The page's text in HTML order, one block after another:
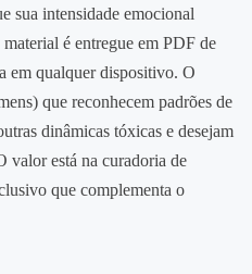
sua intensidade emocional
é entregue em PDF de
em qualquer dispositivo. O
que reconhecem padrões de
dinâmicas tóxicas e desejam
valor está na curadoria de
que complementa o